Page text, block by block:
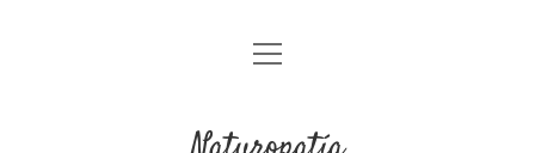
Inicio
abrir